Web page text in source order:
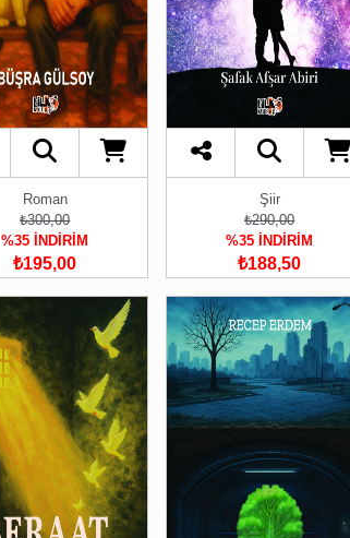
Roman
₺300,00
%35 İNDİRİM
₺195,00
Şiir
₺290,00
%35 İNDİRİM
₺188,50